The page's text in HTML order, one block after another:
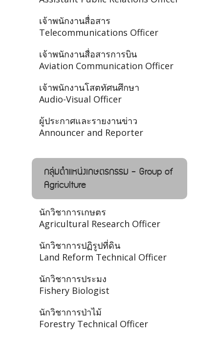
เจ้าพนักงานสื่อสาร
Telecommunications Officer
เจ้าพนักงานสื่อสารการบิน
Aviation Communication Officer
เจ้าพนักงานโสตทัศนศึกษา
Audio-Visual Officer
ผู้ประกาศและรายงานข่าว
Announcer and Reporter
กลุ่มตำแหน่งเกษตรกรรม - Group of
Agriculture
นักวิชาการเกษตร
Agricultural Research Officer
นักวิชาการปฏิรูปที่ดิน
Land Reform Technical Officer
นักวิชาการประมง
Fishery Biologist
นักวิชาการป่าไม้
Forestry Technical Officer